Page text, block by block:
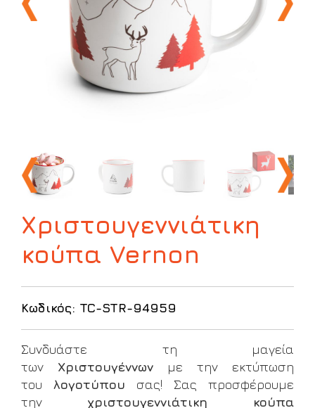
Χριστουγεννιάτικη
κούπα Vernon
Κωδικός: TC-STR-94959
Συνδυάστε τη μαγεία
των Χριστουγέννων με την εκτύπωση
του λογοτύπου σας! Σας προσφέρουμε
την χριστουγεννιάτικη κούπα